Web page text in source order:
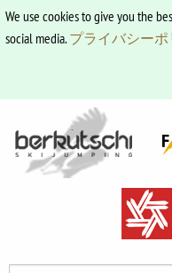
We use cookies to give you the
social media.プライバシーポ